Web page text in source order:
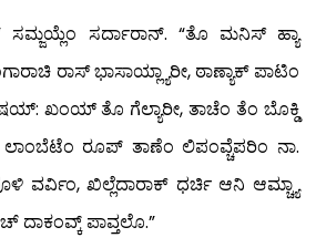
ಸಮ್ಜಯ್ಲೆಂ ಸರ್ದಾರಾನ್. “ತೊ ಮನಿಸ್ ಹ್ಯಾ
ರಾಸ್ ಭಾಸಾಯ್ಲ್ಯಾರೀ, ಠಾಣ್ಯಾಕ್ ಪಾಟಿಂ
ಖಂಯ್ ತೊ ಗೆಲ್ಯಾರೀ, ತಾಚೆಂ ತೆಂ ಬೊಕ್ಡಿ
ರೂಪ್ ತಾಣೆಂ ಲಿಪಂವ್ಚೆಪರಿಂ ನಾ.
ವರ್ವಿಂ, ಖಿಲ್ಲೆದಾರಾಕ್ ಧರ್ಚಿ ಆನಿ ಆಮ್ಚ್ಯಾ
ದಾಕಂವ್ಕ್ ಪಾವ್ತಲೊ.”